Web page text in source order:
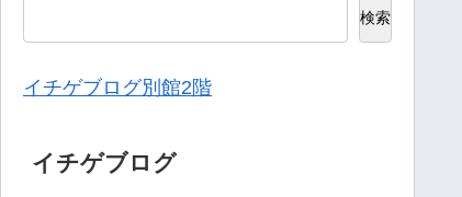
検索
イチゲブログ別館2階
イチゲブログ